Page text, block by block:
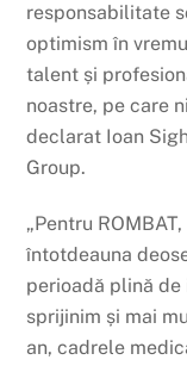
responsabilitate
optimism în
talent și
noastre, pe care
declarat Ioan
Group.
„Pentru
întotdeauna
perioadă plină
sprijinim și mai
an, cadrele